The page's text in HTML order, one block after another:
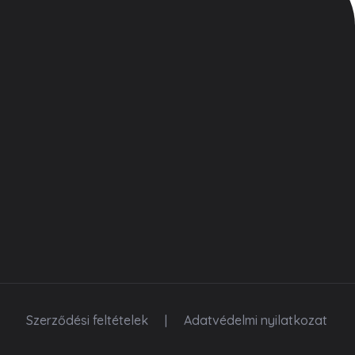
Szerződési feltételek Adatvédelmi nyilatkozat